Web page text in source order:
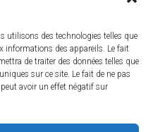
utilisons des technologies telles que
informations des appareils. Le fait
de traiter des données telles que
sur ce site. Le fait de ne pas
avoir un effet négatif sur